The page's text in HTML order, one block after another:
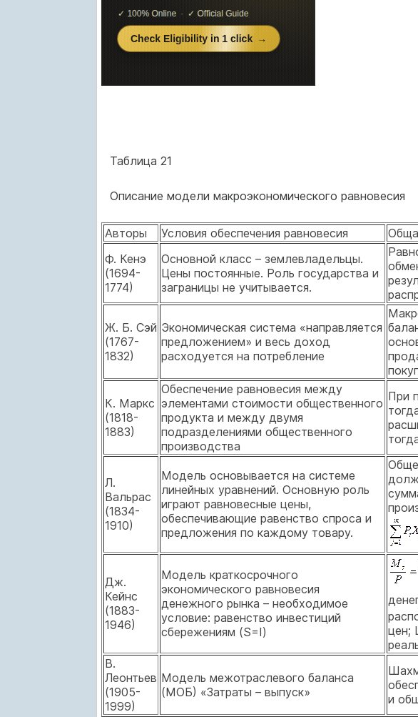
Таблица 21
Описание модели макроэкономического равновесия
Авторы Условия обеспечения равновесия
Ф. Кенэ
(1694-
1774)
Основной класс – землевладельцы.
Цены постоянные. Роль государства и
заграницы не учитывается.
Ж. Б. Сэй
(1767-
1832)
Экономическая система «направляется
предложением» и весь доход
расходуется на потребление
К. Маркс
(1818-
1883)
Обеспечение равновесия между
элементами стоимости общественного
продукта и между двумя
подразделениями общественного
производства
При
Л.
Вальрас
(1834-
1910)
Модель основывается на системе
линейных уравнений. Основную роль
играют равновесные цены,
обеспечивающие равенство спроса и
предложения по каждому товару.
Дж.
Кейнс
(1883-
1946)
Модель краткосрочного
экономического равновесия
денежного рынка – необходимое
условие: равенство инвестиций
сбережениям (S=I)
цен;
В.
Леонтьев
(1905-
1999)
Модель межотраслевого баланса
(МОБ) «Затраты – выпуск»
и